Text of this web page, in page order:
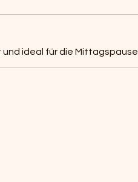
ideal für die Mittagspause.